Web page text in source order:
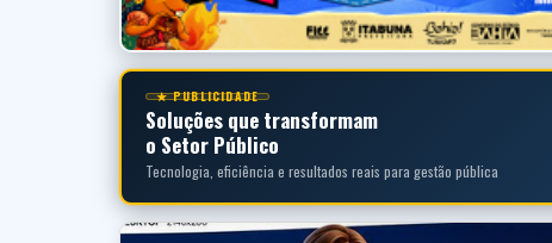
★ PUBLICIDADE
Soluções que transformam
o Setor Público
Tecnologia, eficiência e resultados reais para gestão pública